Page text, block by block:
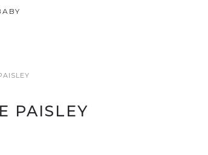
PAISLEY